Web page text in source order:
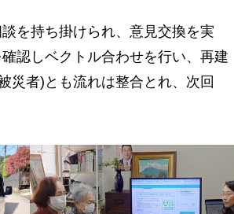
を持ち掛けられ、意見交換を実
認しベクトル合わせを行い、再建
災者)とも流れは整合とれ、次回